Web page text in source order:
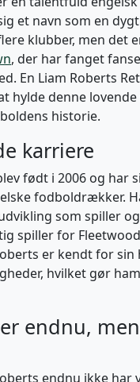
et navn som en
klubber, men det
, der har fanget
En Liam Roberts
hylde denne
historie.
karriere
født i 2006 og har
fodboldrækker.
som spiller
spiller for Fleetwood
er kendt for
hvilket gør
endnu,
endnu ikke har